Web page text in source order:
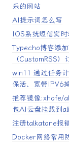
乐的网站
AI提示词怎么写
IOS系统短信实
Typecho博客添
（CustomRSS）
win11 通过任务
保活、宽带IPV6
推荐镜像:xhofe/
包AI云盘挂载到
注册talkatone报
Docker网络常用